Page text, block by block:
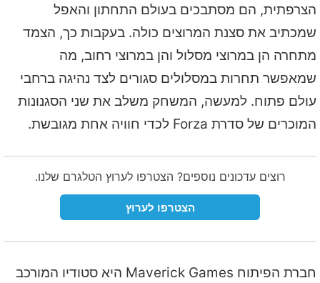
הצרפתית, הם מסתבכים בעולם התחתון והאפל
שמכתיב את סצנת המרוצים כולה. בעקבות כך, הצמד
מתחרה הן במרוצי מסלול והן במרוצי רחוב, מה
שמאפשר תחרות במסלולים סגורים לצד נהיגה ברחבי
עולם פתוח. למעשה, המשחק משלב את שני הסגנונות
המוכרים של סדרת Forza לכדי חוויה אחת מגובשת.
רוצים עדכונים נוספים? הצטרפו לערוץ הטלגרם שלנו.
הצטרפו לערוץ
חברת הפיתוח Maverick Games היא סטודיו המורכב